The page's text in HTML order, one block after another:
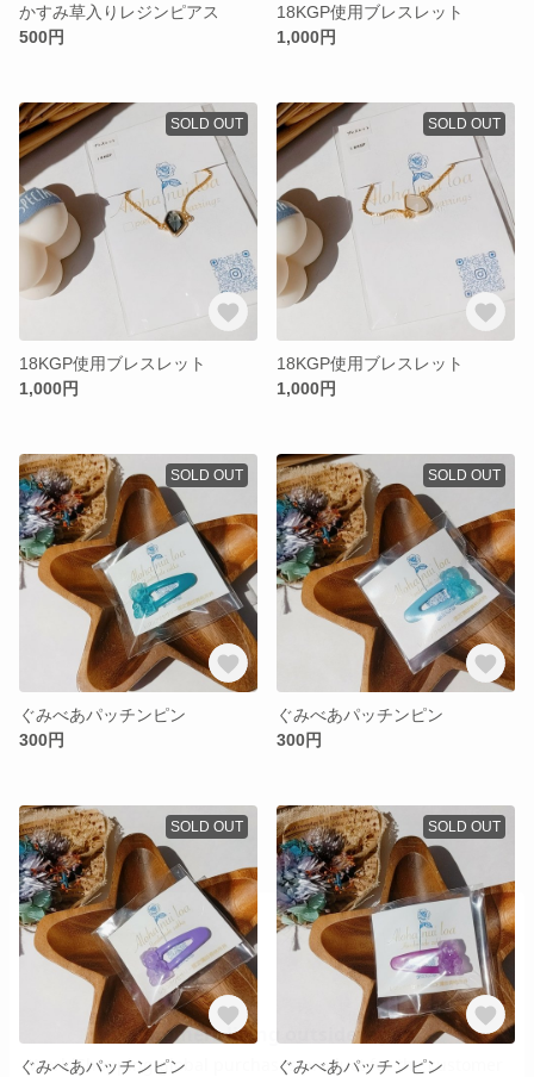
かすみ草入りレジンピアス
500円
18KGP使用ブレスレット
1,000円
SOLD OUT
18KGP使用ブレスレット
1,000円
SOLD OUT
18KGP使用ブレスレット
1,000円
SOLD OUT
ぐみべあパッチンピン
300円
SOLD OUT
ぐみべあパッチンピン
300円
SOLD OUT
ぐみべあパッチンピン
SOLD OUT
ぐみべあパッチンピン